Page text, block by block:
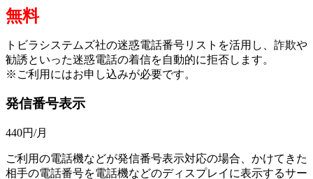
無料
トビラシステムズ社の迷惑電話番号リストを活用し、詐欺や
勧誘といった迷惑電話の着信を自動的に拒否します。
※ご利用にはお申し込みが必要です。
発信番号表示
440円/月
ご利用の電話機などが発信番号表示対応の場合、かけてきた
相手の電話番号を電話機などのディスプレイに表示するサー